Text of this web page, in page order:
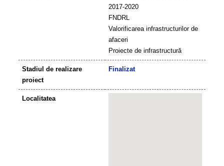
2017-2020
FNDRL
Valorificarea infrastructurilor de
afaceri
Proiecte de infrastructură
Stadiul de realizare
proiect
Finalizat
Localitatea